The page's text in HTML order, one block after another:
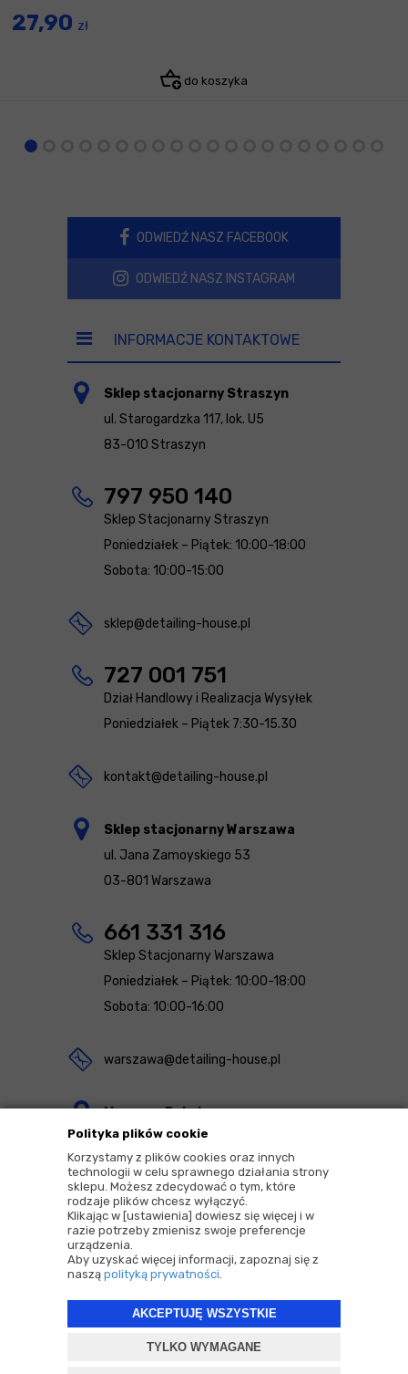
Polityka plików cookie
Korzystamy z plików cookies oraz innych
technologii w celu sprawnego działania strony
sklepu. Możesz zdecydować o tym, które
rodzaje plików chcesz wyłączyć.
Klikając w [ustawienia] dowiesz się więcej i w
razie potrzeby zmienisz swoje preferencje
urządzenia.
Aby uzyskać więcej informacji, zapoznaj się z
naszą polityką prywatności.
AKCEPTUJĘ WSZYSTKIE
TYLKO WYMAGANE
27,90 zł
do koszyka
ODWIEDŹ NASZ FACEBOOK
ODWIEDŹ NASZ INSTAGRAM
INFORMACJE KONTAKTOWE
Sklep stacjonarny Straszyn
ul. Starogardzka 117, lok. U5
83-010 Straszyn
797 950 140
Sklep Stacjonarny Straszyn
Poniedziałek – Piątek: 10:00-18:00
Sobota: 10:00-15:00
sklep@detailing-house.pl
727 001 751
Dział Handlowy i Realizacja Wysyłek
Poniedziałek – Piątek 7:30-15.30
kontakt@detailing-house.pl
Sklep stacjonarny Warszawa
ul. Jana Zamoyskiego 53
03-801 Warszawa
661 331 316
Sklep Stacjonarny Warszawa
Poniedziałek – Piątek: 10:00-18:00
Sobota: 10:00-16:00
warszawa@detailing-house.pl
Magazyn Rekcin
Nomos Sp. z o.o. sp.k.
ul. Agrestowa 1
83-010 Rekcin
2026 © Copyrights by |Detailing House